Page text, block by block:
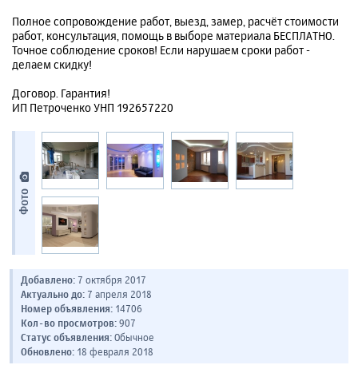
Полное сопровождение работ, выезд, замер, расчёт стоимости
работ, консультация, помощь в выборе материала БЕСПЛАТНО.
Точное соблюдение сроков! Если нарушаем сроки работ -
делаем скидку!
Договор. Гарантия!
ИП Петроченко УНП 192657220
Фото
Добавлено: 7 октября 2017
Актуально до: 7 апреля 2018
Номер объявления: 14706
Кол-во просмотров: 907
Статус объявления: Обычное
Обновлено: 18 февраля 2018